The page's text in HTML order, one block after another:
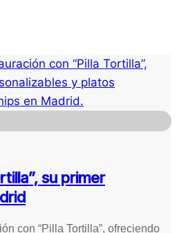
su primer
con “Pilla Tortilla”, ofreciendo